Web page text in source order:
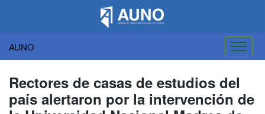
AUNO
contenido
Rectores de casas de estudios del
país alertaron por la intervención de